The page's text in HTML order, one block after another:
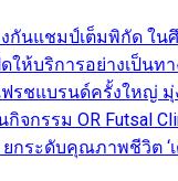
นแชมป์เต็มพิกัด ใน
ให้บริการอย่างเป็น
รชแบรนด์ครั้งใหญ่ มุ่
จกรรม OR Futsal
กระดับคุณภาพชีวิต